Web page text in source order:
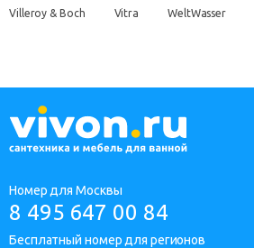
Villeroy & Boch Vitra WeltWasser
Номер для Москвы
8 495 647 00 84
Бесплатный номер для регионов